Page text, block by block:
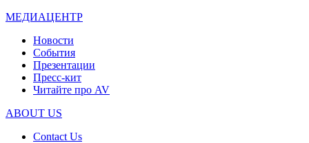
МЕДИАЦЕНТР
Новости
События
Презентации
Пресс-кит
Читайте про AV
ABOUT US
Contact Us